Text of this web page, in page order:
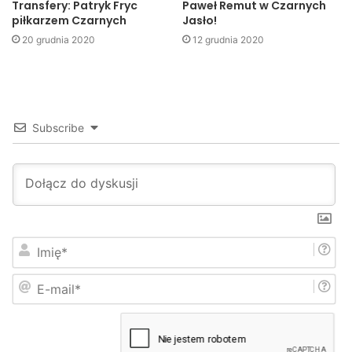
Przemysław Janas
Transfery: Patryk Fryc
piłkarzem Czarnych
20 grudnia 2020
Paweł Remut w Czarnych
Jasło!
12 grudnia 2020
Subscribe
i
m